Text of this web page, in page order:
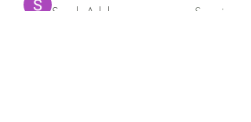
Sarah Adele Seguir